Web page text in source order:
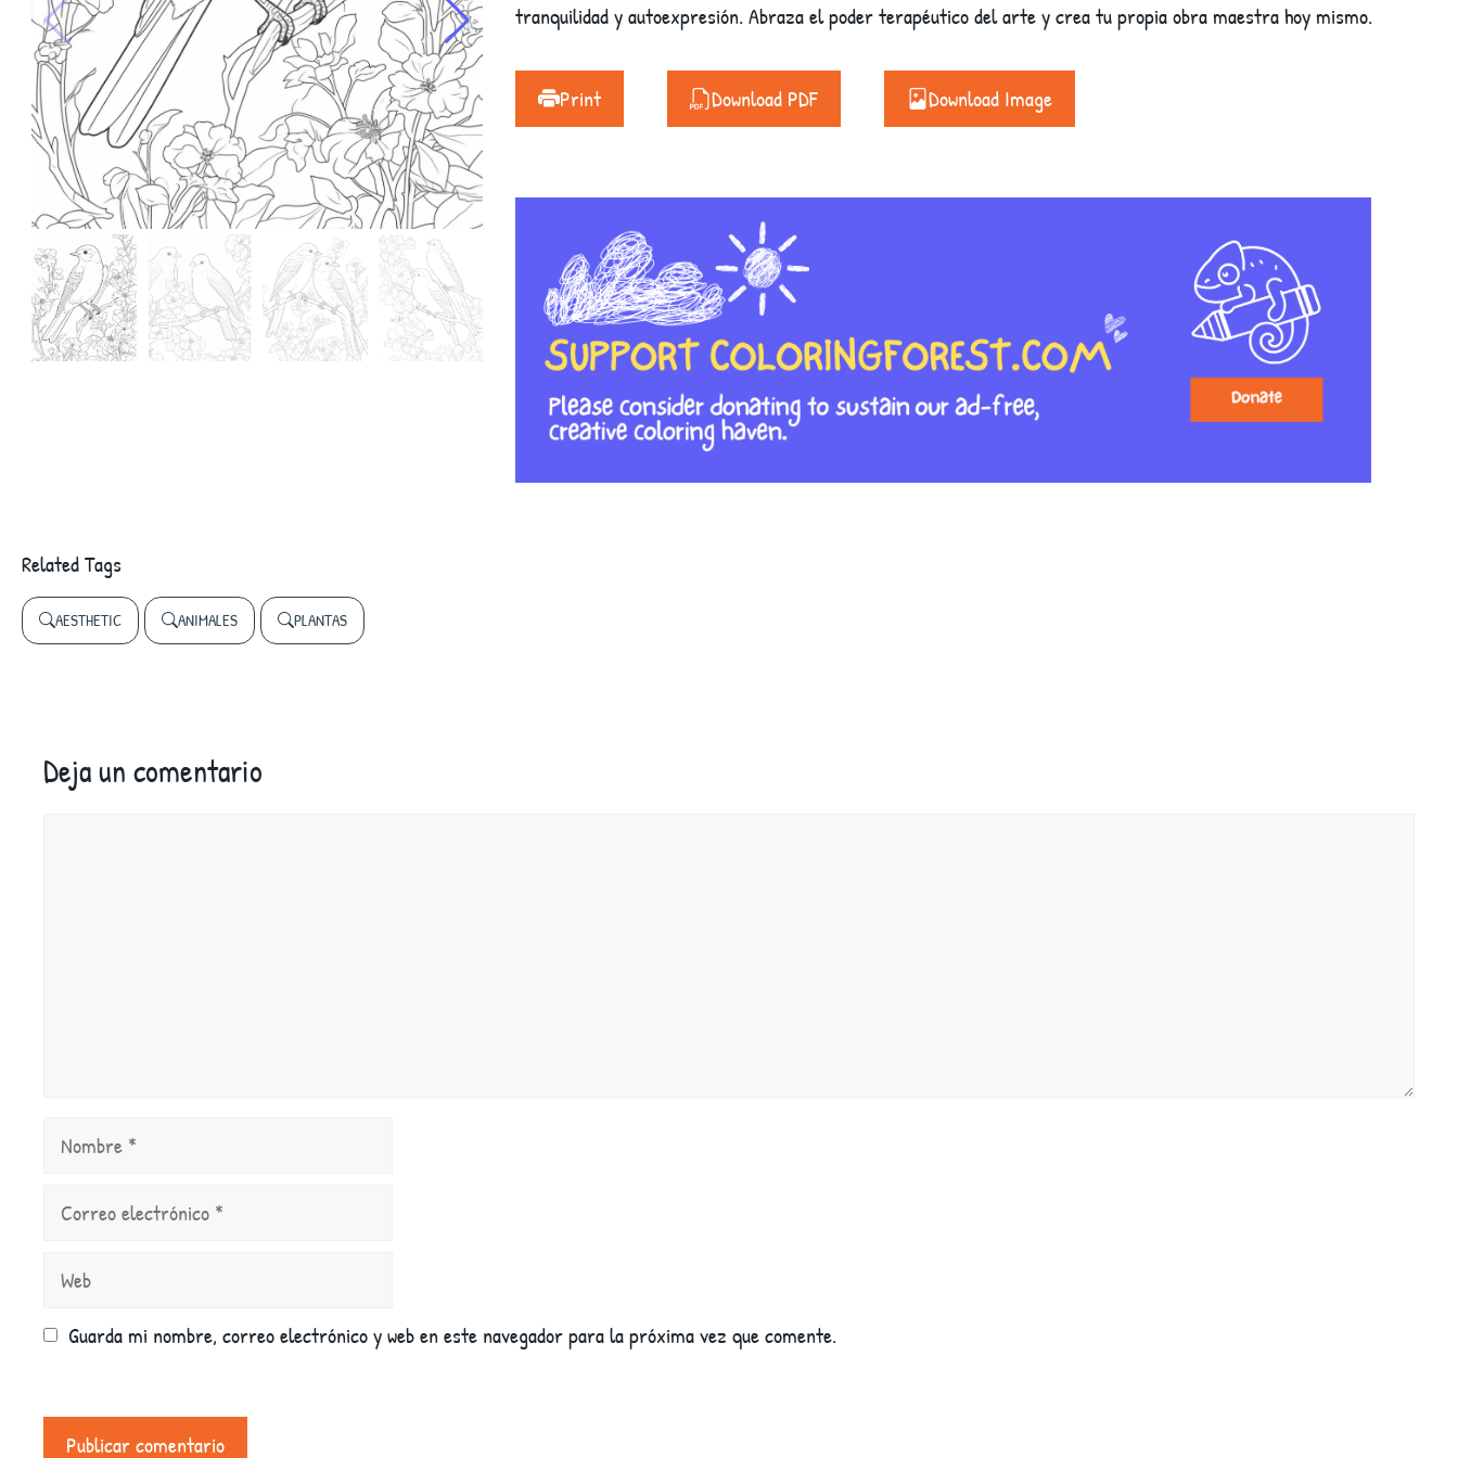
tranquilidad y autoexpresión. Abraza el poder terapéutico del arte y crea tu propia obra maestra hoy mismo.
Print Download PDF Download Image
Related Tags
AESTHETIC ANIMALES PLANTAS
Deja un comentario
Nombre
Correo
Web
Guarda mi nombre, correo electrónico y web en este navegador para la próxima vez que comente.